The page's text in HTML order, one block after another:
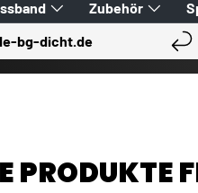
Zubehör
bg-dicht.de
PRODUKTE